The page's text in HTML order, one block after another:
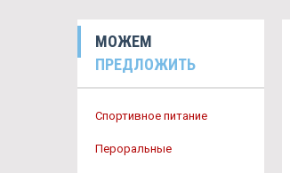
МОЖЕМ
ПРЕДЛОЖИТЬ
Спортивное питание
Пероральные